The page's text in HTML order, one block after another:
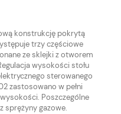
konstrukcję pokrytą
trzy częściowe
ze sklejki z otworem
wysokości stołu
sterowanego
zastosowano w pełni
Poszczególne
sprężyny gazowe.